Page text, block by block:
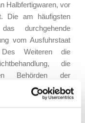
Halbfertigwaren, vor
Die am häufigsten
durchgehende
vom Ausfuhrstaat
Des Weiteren die
die
Behörden der
eines Produkts